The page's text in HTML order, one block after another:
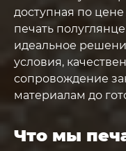
доступная по
печать
идеальное
условия,
сопровождение
материалам до
Что мы